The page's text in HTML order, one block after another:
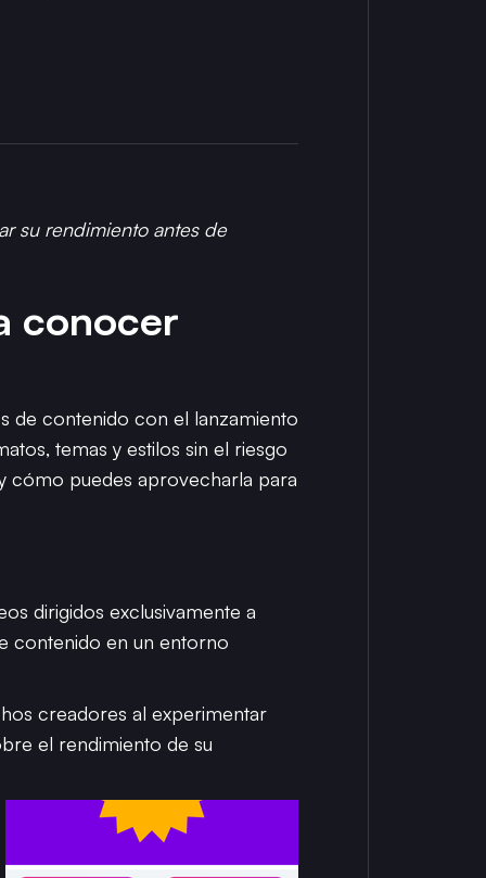
su rendimiento antes de
conocer
de contenido con el lanzamiento
temas y estilos sin el riesgo
cómo puedes aprovecharla para
dirigidos exclusivamente a
contenido en un entorno
creadores al experimentar
el rendimiento de su